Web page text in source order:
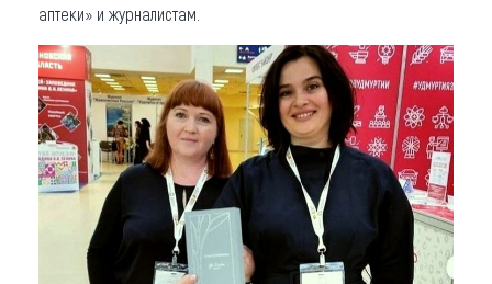
аптеки» и журналистам.